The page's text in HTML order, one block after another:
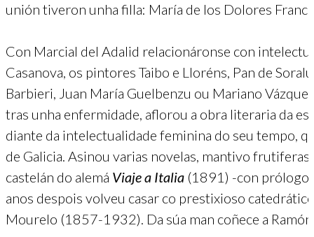
unión tiveron unha filla: María de los Dolores
Con Marcial del Adalid relacionáronse con
Casanova, os pintores Taibo e Lloréns, Pan de
Barbieri, Juan María Guelbenzu ou Mariano
tras unha enfermidade, aflorou a obra literaria da
diante da intelectualidade feminina do seu tempo,
de Galicia. Asinou varias novelas, mantivo
castelán do alemá Viaje a Italia (1891) -con
anos despois volveu casar co prestixioso
Mourelo (1857-1932). Da súa man coñece a